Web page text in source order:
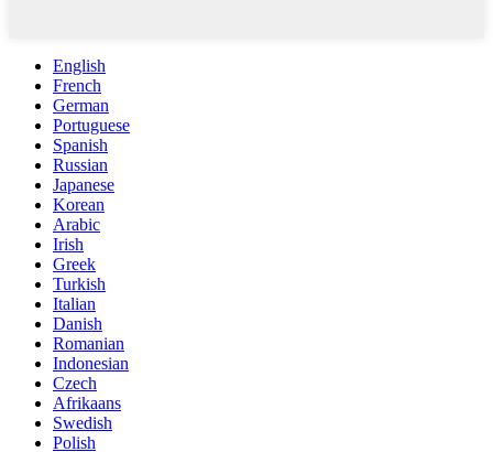
English
French
German
Portuguese
Spanish
Russian
Japanese
Korean
Arabic
Irish
Greek
Turkish
Italian
Danish
Romanian
Indonesian
Czech
Afrikaans
Swedish
Polish